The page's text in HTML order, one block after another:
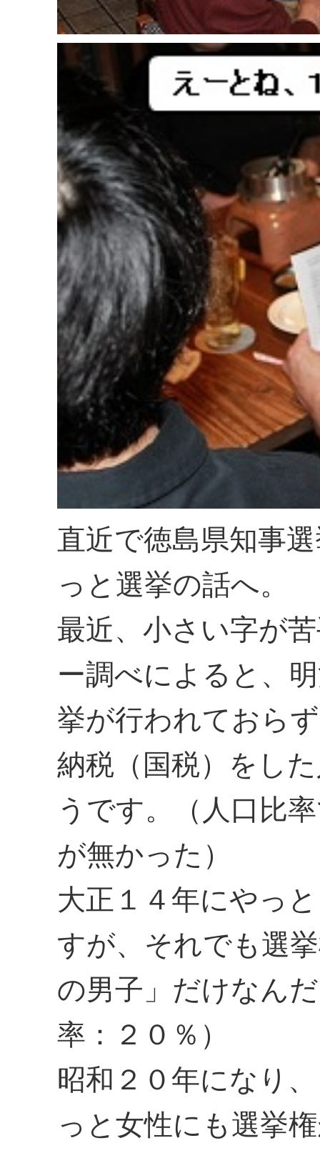
直近で徳島県知事
っと選挙の話へ。
最近、小さい字が
ー調べによると、
挙が行われておら
納税（国税）をし
うです。（人口比
が無かった）
大正１４年にやっ
すが、それでも選
の男子」だけなん
率：２０％）
昭和２０年になり
っと女性にも選挙